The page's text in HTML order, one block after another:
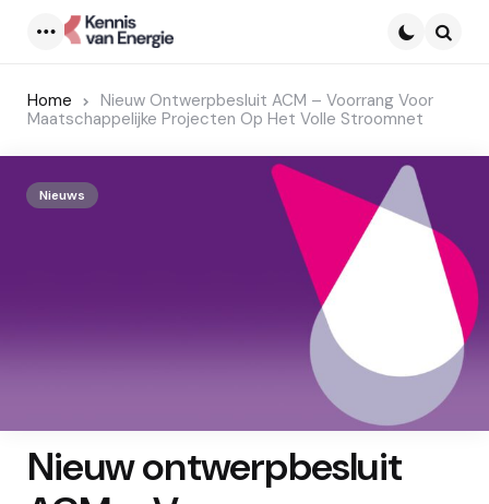
Home
Nieuw Ontwerpbesluit ACM – Voorrang Voor
Maatschappelijke Projecten Op Het Volle Stroomnet
Nieuws
Nieuw ontwerpbesluit